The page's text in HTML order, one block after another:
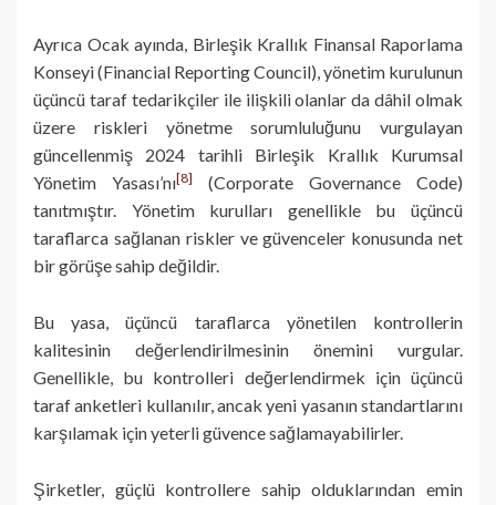
Ayrıca Ocak ayında, Birleşik Krallık Finansal Raporlama
Konseyi (Financial Reporting Council), yönetim kurulunun
üçüncü taraf tedarikçiler ile ilişkili olanlar da dâhil olmak
üzere riskleri yönetme sorumluluğunu vurgulayan
güncellenmiş 2024 tarihli Birleşik Krallık Kurumsal
Yönetim Yasası’nı[8]
(Corporate Governance Code)
tanıtmıştır. Yönetim kurulları genellikle bu üçüncü
taraflarca sağlanan riskler ve güvenceler konusunda net
bir görüşe sahip değildir.
Bu yasa, üçüncü taraflarca yönetilen kontrollerin
kalitesinin değerlendirilmesinin önemini vurgular.
Genellikle, bu kontrolleri değerlendirmek için üçüncü
taraf anketleri kullanılır, ancak yeni yasanın standartlarını
karşılamak için yeterli güvence sağlamayabilirler.
Şirketler, güçlü kontrollere sahip olduklarından emin